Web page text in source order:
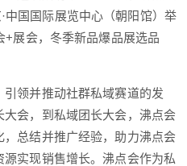
中国国际展览中心（朝阳馆）举
+展会，冬季新品爆品展选品
领并推动社群私域赛道的发
会，到私域团长大会，沸点会
总结并推广经验，助力沸点会
实现销售增长。沸点会作为私